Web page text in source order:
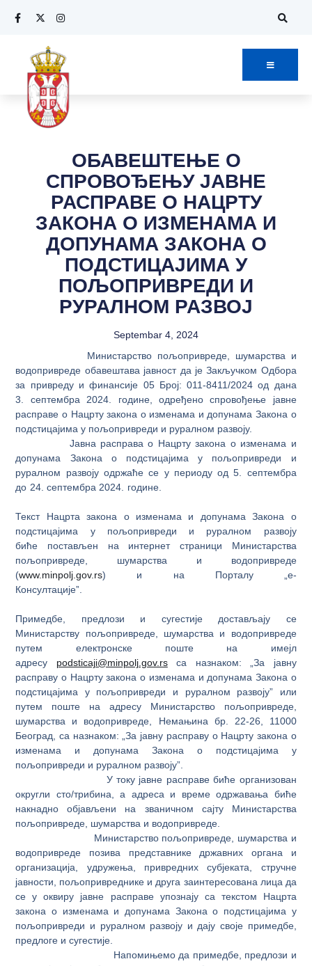
ОБАВЕШТЕЊЕ О
СПРОВОЂЕЊУ ЈАВНЕ
РАСПРАВЕ О НАЦРТУ
ЗАКОНА О ИЗМЕНАМА И
ДОПУНАМА ЗАКОНА О
ПОДСТИЦАЈИМА У
ПОЉОПРИВРЕДИ И
РУРАЛНОМ РАЗВОЈ
Septembar 4, 2024
Министарство пољопривреде, шумарства и
водопривреде обавештава јавност да је Закључком Одбора
за привреду и финансије 05 Број: 011-8411/2024 од дана
3. септембра 2024. године, одређено спровођење јавне
расправе о Нацрту закона о изменама и допунама Закона о
подстицајима у пољопривреди и руралном развоју.
Јавна расправа о Нацрту закона о изменама и
допунама Закона о подстицајима у пољопривреди и
руралном развоју одржаће се у периоду од 5. септембра
до 24. септембра 2024. године.
Текст Нацртa закона о изменама и допунама Закона о
подстицајима у пољопривреди и руралном развоју
биће постављен на интернет страници Министарства
пољопривреде, шумарства и водопривреде
(www.minpolj.gov.rs) и на Порталу „е-
Консултацијеˮ.
Примедбе, предлози и сугестије достављају се
Министарству пољопривреде, шумарства и водопривреде
путем електронске поште на имејл
адресу podsticaji@minpolj.gov.rsса назнаком: „За јавну
расправу о Нацрту закона о изменама и допунама Закона о
подстицајима у пољопривреди и руралном развоју” или
путем поште на адресу Министарство пољопривреде,
шумарства и водопривреде, Немањина бр. 22-26, 11000
Београд, са назнаком: „За јавну расправу о Нацрту закона о
изменама и допунама Закона о подстицајима у
пољопривреди и руралном развоју”.
У току јавне расправе биће организован
округли сто/трибина, а адреса и време одржавања биће
накнадно објављени на званичном сајту Министарства
пољопривреде, шумарства и водопривреде.
Министарство пољопривреде, шумарства и
водопривреде позива представнике државних органа и
организација, удружења, привредних субјеката, стручне
јавности, пољопривреднике и друга заинтересована лица да
се у оквиру јавне расправе упознају са текстом Нацрта
закона о изменама и допунама Закона о подстицајима у
пољопривреди и руралном развоју и дају своје примедбе,
предлоге и сугестије.
Напомињемо да примедбе, предлози и